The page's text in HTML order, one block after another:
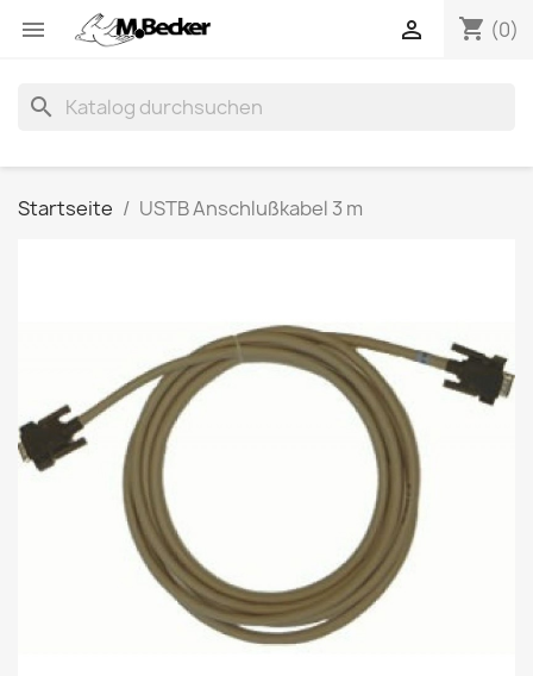
 shopping_cart (0)

search
Startseite USTB Anschlußkabel 3 m